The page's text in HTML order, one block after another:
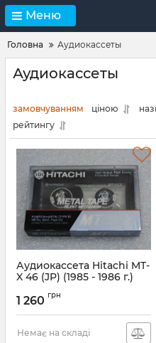
Меню
Головна Аудиокассеты
Аудиокассеты
замовчуванням ціною
рейтингу
Аудиокассета Hitachi MT-
X 46 (JP) (1985 - 1986 г.)
1 260 грн
Немає на складі